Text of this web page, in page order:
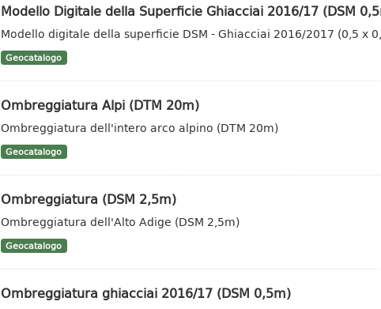
Modello Digitale della Superficie Ghiacciai 2016/17 (DSM
Modello digitale della superficie DSM - Ghiacciai 2016/2017 (0,5 x
Geocatalogo
Ombreggiatura Alpi (DTM 20m)
Ombreggiatura dell'intero arco alpino (DTM 20m)
Geocatalogo
Ombreggiatura (DSM 2,5m)
Ombreggiatura dell'Alto Adige (DSM 2,5m)
Geocatalogo
Ombreggiatura ghiacciai 2016/17 (DSM 0,5m)